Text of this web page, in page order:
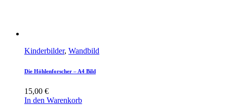
Kinderbilder, Wandbild
Die Höhlenforscher – A4 Bild
15,00 €
In den Warenkorb